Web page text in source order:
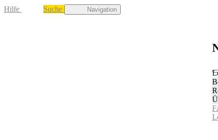
Hilfe Suche Navigation